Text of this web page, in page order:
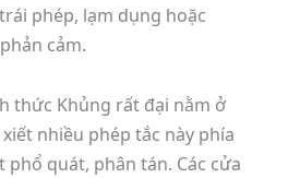
phép, lạm dụng hoặc
cảm.
thức Khủng rất đại nằm ở
nhiều phép tắc này phía
quát, phân tán. Các cửa